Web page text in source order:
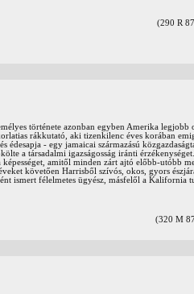
(290 R
története azonban egyben Amerika legjobb
rákkutató, aki tizenkilenc éves korában
édesapja - egy jamaicai származású
a társadalmi igazságosság iránti
amitől minden zárt ajtó előbb-utóbb
követően Harrisből szívós, okos, gyors
ismert félelmetes ügyész, másfelől a Kalifornia
(320 M